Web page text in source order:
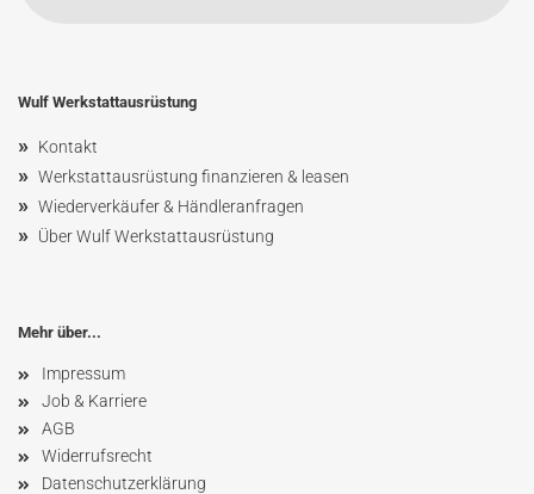
Wulf Werkstattausrüstung
» Kontakt
» Werkstattausrüstung finanzieren & leasen
» Wiederverkäufer & Händleranfragen
» Über Wulf Werkstattausrüstung
Mehr über...
Impressum
Job & Karriere
AGB
Widerrufsrecht
Datenschutzerklärung